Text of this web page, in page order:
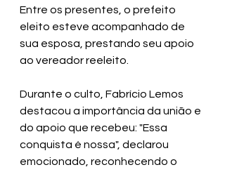
Entre os presentes, o prefeito
eleito esteve acompanhado de
sua esposa, prestando seu apoio
ao vereador reeleito.
Durante o culto, Fabrício Lemos
destacou a importância da união e
do apoio que recebeu: "Essa
conquista é nossa", declarou
emocionado, reconhecendo o